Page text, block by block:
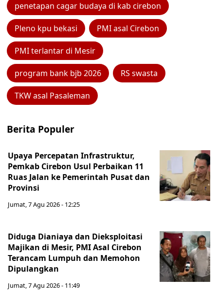
penetapan cagar budaya di kab cirebon
Pleno kpu bekasi PMI asal Cirebon
PMI terlantar di Mesir
program bank bjb 2026 RS swasta
TKW asal Pasaleman
Berita Populer
Upaya Percepatan Infrastruktur,
Pemkab Cirebon Usul Perbaikan 11
Ruas Jalan ke Pemerintah Pusat dan
Provinsi
Jumat, 7 Agu 2026 - 12:25
Diduga Dianiaya dan Dieksploitasi
Majikan di Mesir, PMI Asal Cirebon
Terancam Lumpuh dan Memohon
Dipulangkan
Jumat, 7 Agu 2026 - 11:49